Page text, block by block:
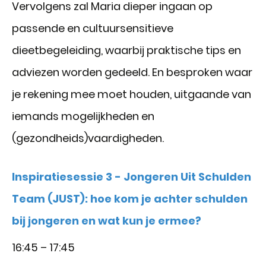
Vervolgens zal Maria dieper ingaan op
passende en cultuursensitieve
dieetbegeleiding, waarbij praktische tips en
adviezen worden gedeeld. En besproken waar
je rekening mee moet houden, uitgaande van
iemands mogelijkheden en
(gezondheids)vaardigheden.
Inspiratiesessie 3 - Jongeren Uit Schulden
Team (JUST): hoe kom je achter schulden
bij jongeren en wat kun je ermee?
16:45 – 17:45